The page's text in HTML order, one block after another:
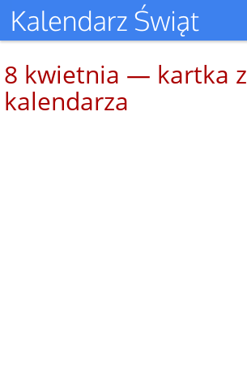
8 kwietnia — kartka z
kalendarza